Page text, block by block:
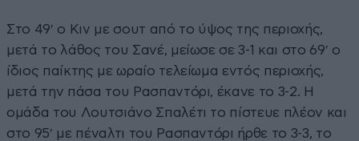
Στο 49′ ο Κιν με σουτ από το ύψος της περιοχής,
μετά το λάθος του Σανέ, μείωσε σε 3-1 και στο 69′ ο
ίδιος παίκτης με ωραίο τελείωμα εντός περιοχής,
μετά την πάσα του Ρασπαντόρι, έκανε το 3-2. Η
ομάδα του Λουτσιάνο Σπαλέτι το πίστευε πλέον και
στο 95′ με πέναλτι του Ρασπαντόρι ήρθε το 3-3, το